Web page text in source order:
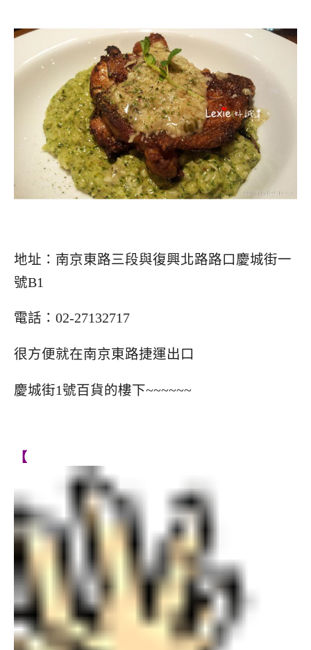
地址：南京東路三段與復興北路路口慶城街一
號B1
電話：02-27132717
很方便就在南京東路捷運出口
慶城街1號百貨的樓下~~~~~~
【